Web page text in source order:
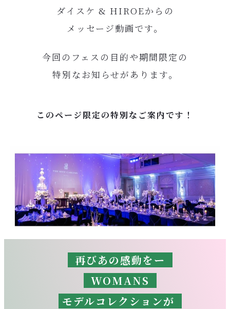
ダイスケ & HIROEからの
メッセージ動画です。
今回のフェスの目的や期間限定の
特別なお知らせがあります。
このページ限定の特別なご案内です！
再びあの感動をー
WOMANS
モデルコレクションが